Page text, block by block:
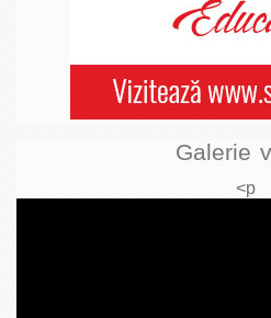
Galerie
<p